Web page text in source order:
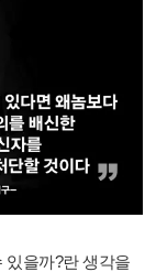
있을까?란 생각을